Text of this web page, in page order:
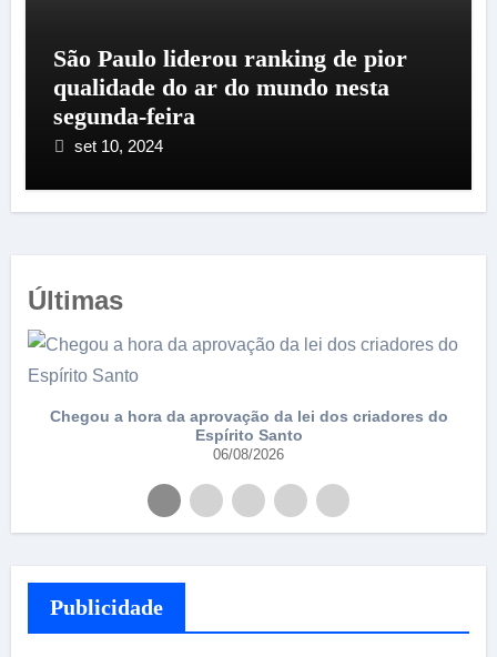
São Paulo liderou ranking de pior
qualidade do ar do mundo nesta
segunda-feira
set 10, 2024
Últimas
Chegou a hora da aprovação da lei dos criadores do
Espírito Santo
06/08/2026
Publicidade